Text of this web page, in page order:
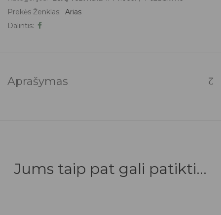
Prekės Ženklas: Arias
Dalintis:
Aprašymas
Jums taip pat gali patikti...